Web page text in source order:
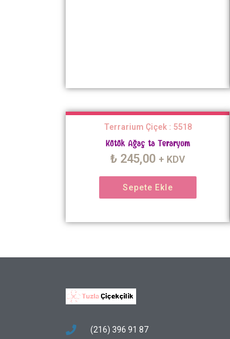
Terrarium Çiçek : 5518
Kütük Ağaç ta Teraryum
₺ 245,00 + KDV
Sepete Ekle
(216) 396 91 87